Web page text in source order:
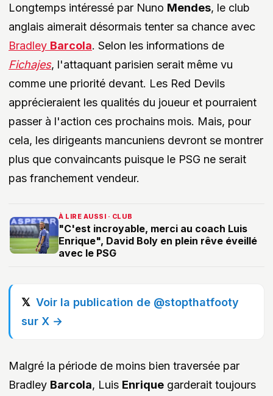
Longtemps intéressé par Nuno Mendes, le club
anglais aimerait désormais tenter sa chance avec
Bradley Barcola. Selon les informations de
Fichajes, l'attaquant parisien serait même vu
comme une priorité devant. Les Red Devils
apprécieraient les qualités du joueur et pourraient
passer à l'action ces prochains mois. Mais, pour
cela, les dirigeants mancuniens devront se montrer
plus que convaincants puisque le PSG ne serait
pas franchement vendeur.
À LIRE AUSSI · CLUB
"C'est incroyable, merci au coach Luis
Enrique", David Boly en plein rêve éveillé
avec le PSG
Voir la publication de @stopthatfooty
sur X →
Malgré la période de moins bien traversée par
Bradley Barcola, Luis Enrique garderait toujours